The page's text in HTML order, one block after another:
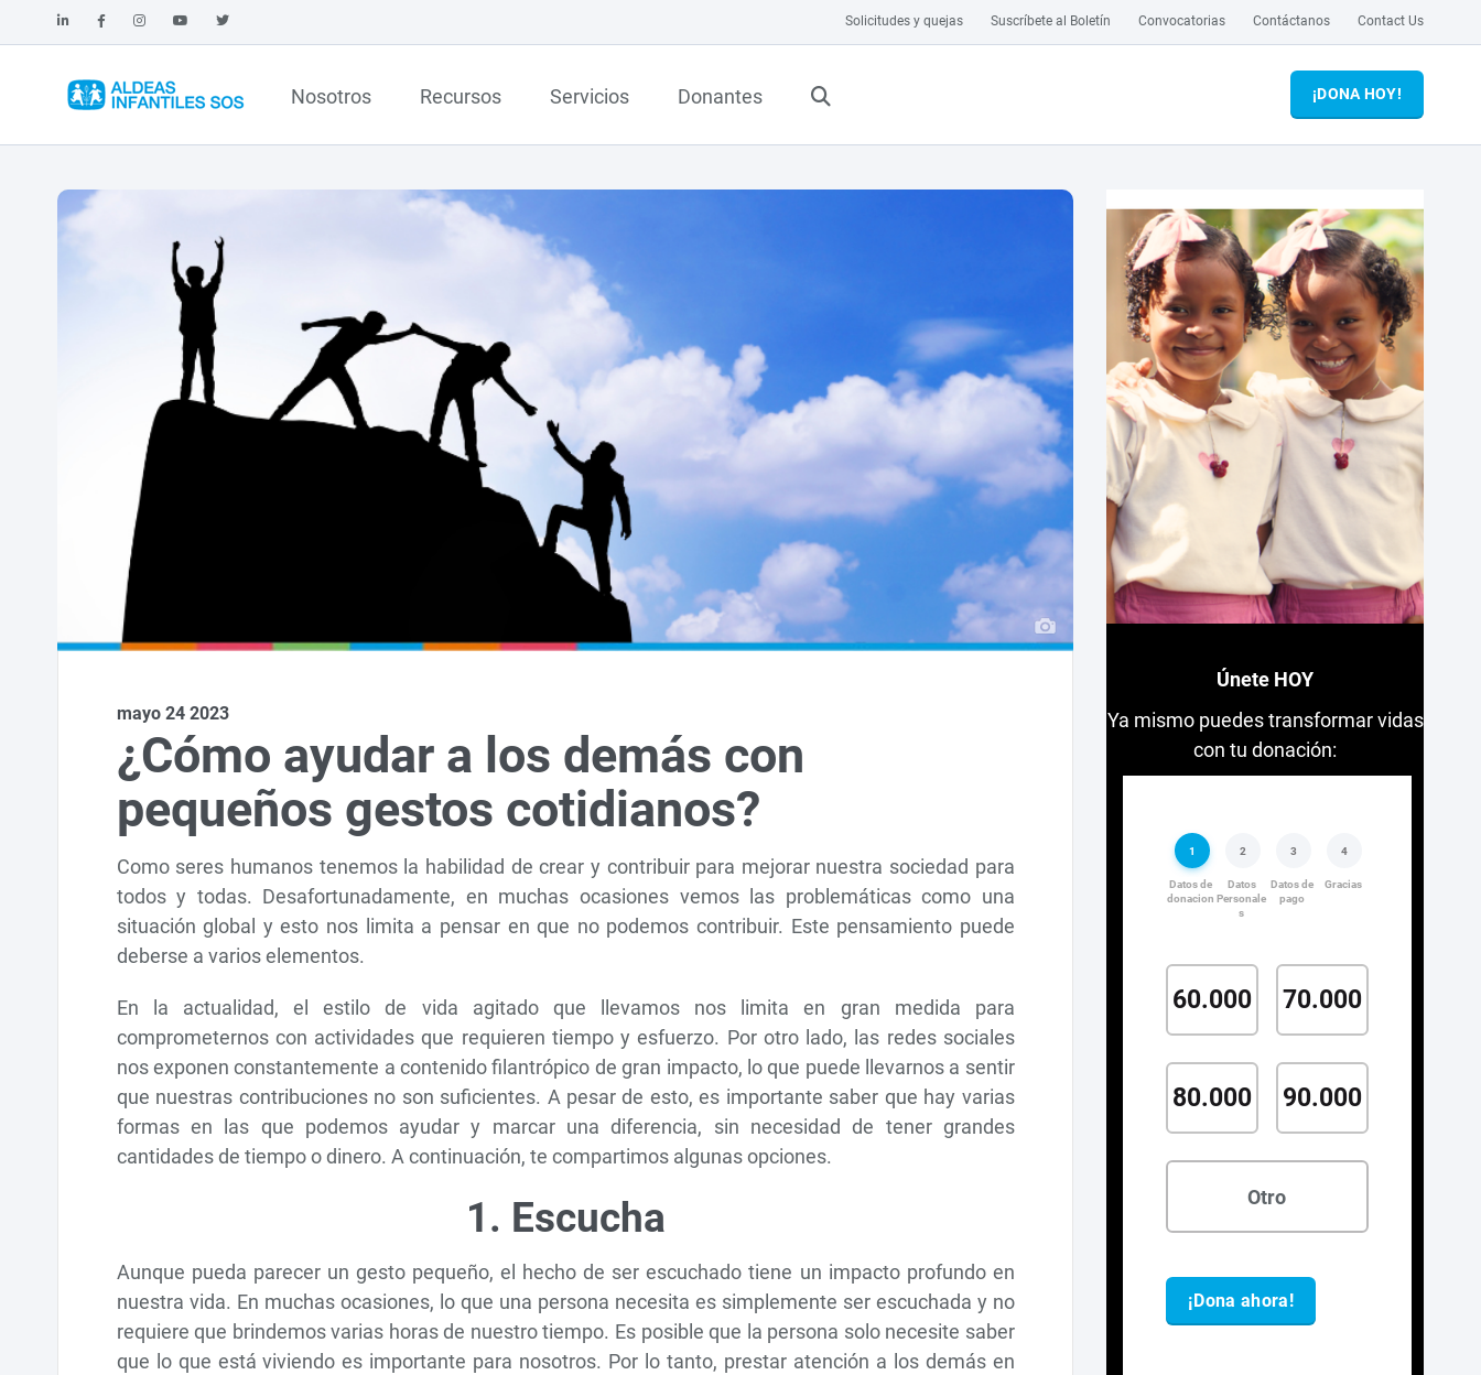
Solicitudes y quejas Suscríbete al Boletín Convocatorias Contáctanos Contact Us
Nosotros Recursos Servicios Donantes ¡DONA HOY!
mayo 24 2023
¿Cómo ayudar a los demás con
pequeños gestos cotidianos?
Como seres humanos tenemos la habilidad de crear y contribuir para mejorar nuestra sociedad para
todos y todas. Desafortunadamente, en muchas ocasiones vemos las problemáticas como una
situación global y esto nos limita a pensar en que no podemos contribuir. Este pensamiento puede
deberse a varios elementos.
En la actualidad, el estilo de vida agitado que llevamos nos limita en gran medida para
comprometernos con actividades que requieren tiempo y esfuerzo. Por otro lado, las redes sociales
nos exponen constantemente a contenido filantrópico de gran impacto, lo que puede llevarnos a sentir
que nuestras contribuciones no son suficientes. A pesar de esto, es importante saber que hay varias
formas en las que podemos ayudar y marcar una diferencia, sin necesidad de tener grandes
cantidades de tiempo o dinero. A continuación, te compartimos algunas opciones.
1. Escucha
Aunque pueda parecer un gesto pequeño, el hecho de ser escuchado tiene un impacto profundo en
nuestra vida. En muchas ocasiones, lo que una persona necesita es simplemente ser escuchada y no
requiere que brindemos varias horas de nuestro tiempo. Es posible que la persona solo necesite saber
que lo que está viviendo es importante para nosotros. Por lo tanto, prestar atención a los demás en
Únete HOY
Ya mismo puedes transformar vidas
con tu donación: